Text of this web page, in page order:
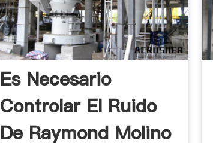
Es Necesario
Controlar El Ruido
De Raymond Molino